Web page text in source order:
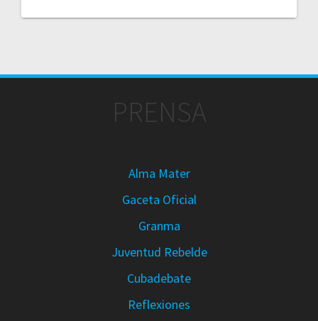
PRENSA
Alma Mater
Gaceta Oficial
Granma
Juventud Rebelde
Cubadebate
Reflexiones